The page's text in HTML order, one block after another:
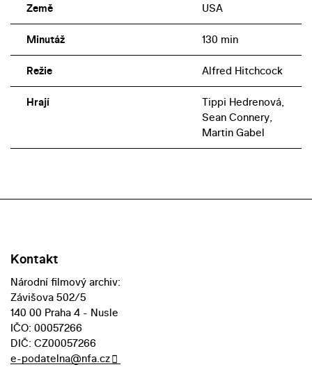
Země USA
Minutáž 130 min
Režie Alfred Hitchcock
Hrají
Tippi Hedrenová,
Sean Connery,
Martin Gabel
Kontakt
Národní filmový archiv:
Závišova 502/5
140 00 Praha 4 - Nusle
IČO: 00057266
DIČ: CZ00057266
e-podatelna@nfa.cz